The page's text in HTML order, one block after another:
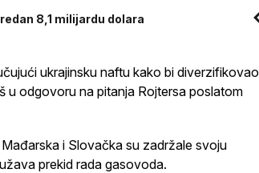
8,1 milijardu dolara
ukrajinsku naftu kako bi diverzifikovao
u odgovoru na pitanja Rojtersa poslatom
i Slovačka su zadržale svoju
prekid rada gasovoda.